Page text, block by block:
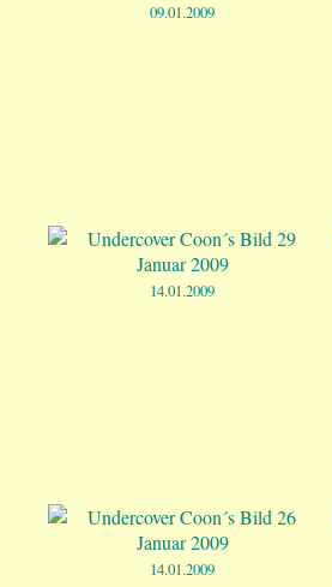
09.01.2009
14.01.2009
14.01.2009